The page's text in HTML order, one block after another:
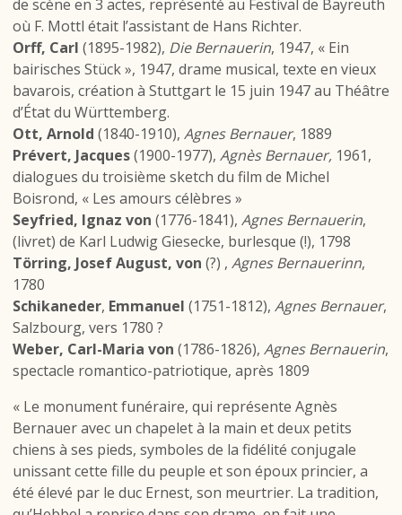
de scène en 3 actes, représenté au Festival de Bayreuth
où F. Mottl était l’assistant de Hans Richter.
Orff, Carl (1895-1982), Die Bernauerin, 1947, « Ein
bairisches Stück », 1947, drame musical, texte en vieux
bavarois, création à Stuttgart le 15 juin 1947 au Théâtre
d’État du Württemberg.
Ott, Arnold (1840-1910), Agnes Bernauer, 1889
Prévert, Jacques(1900-1977), Agnès Bernauer, 1961,
dialogues du troisième sketch du film de Michel
Boisrond, « Les amours célèbres »
Seyfried, Ignaz von (1776-1841), Agnes Bernauerin,
(livret) de Karl Ludwig Giesecke, burlesque (!), 1798
Törring, Josef August, von (?) , Agnes Bernauerinn,
1780
Schikaneder, Emmanuel (1751-1812), Agnes Bernauer,
Salzbourg, vers 1780 ?
Weber, Carl-Maria von (1786-1826), Agnes Bernauerin,
spectacle romantico-patriotique, après 1809
« Le monument funéraire, qui représente Agnès
Bernauer avec un chapelet à la main et deux petits
chiens à ses pieds, symboles de la fidélité conjugale
unissant cette fille du peuple et son époux princier, a
été élevé par le duc Ernest, son meurtrier. La tradition,